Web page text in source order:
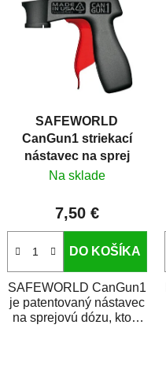
SAFEWORLD
CanGun1 striekací
nástavec na sprej
Na sklade
7,50 €
DO KOŠÍKA
SAFEWORLD CanGun1
je patentovaný nástavec
na sprejovú dózu, ktorý